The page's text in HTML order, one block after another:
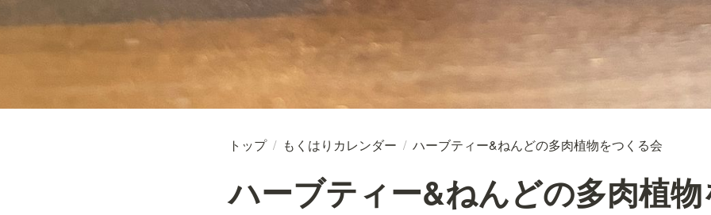
トップ / もくはりカレンダー / ハーブティー&ねんどの多肉植物をつくる会
ハーブティー&ねんどの多肉植